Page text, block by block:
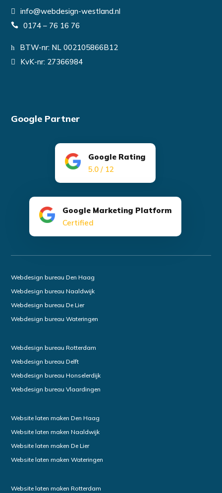
info@webdesign-westland.nl
0174 – 76 16 76
BTW-nr: NL 002105866B12
KvK-nr: 27366984
Google Partner
Google Rating
5.0 / 12
Google Marketing Platform
Certified
Webdesign bureau Den Haag
Webdesign bureau Naaldwijk
Webdesign bureau De Lier
Webdesign bureau Wateringen
Webdesign bureau Rotterdam
Webdesign bureau Delft
Webdesign bureau Honselerdijk
Webdesign bureau Vlaardingen
Website laten maken Den Haag
Website laten maken Naaldwijk
Website laten maken De Lier
Website laten maken Wateringen
Website laten maken Rotterdam